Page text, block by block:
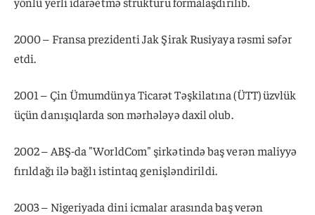
2000 – Fransa prezidenti Jak Şirak Rusiyaya rəsmi səfər
etdi.
2001 – Çin Ümumdünya Ticarət Təşkilatına (ÜTT) üzvlük
üçün danışıqlarda son mərhələyə daxil olub.
2002 – ABŞ-da "WorldCom" şirkətində baş verən maliyyə
fırıldağı ilə bağlı istintaq genişləndirildi.
2003 – Nigeriyada dini icmalar arasında baş verən